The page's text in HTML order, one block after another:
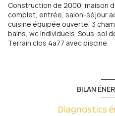
Construction de 2000, maison
complet, entrée, salon-séjour
cuisine équipée ouverte, 3
bains, wc individuels. Sous-sol
Terrain clos 4a77 avec piscine.
BILAN
Diagnostics